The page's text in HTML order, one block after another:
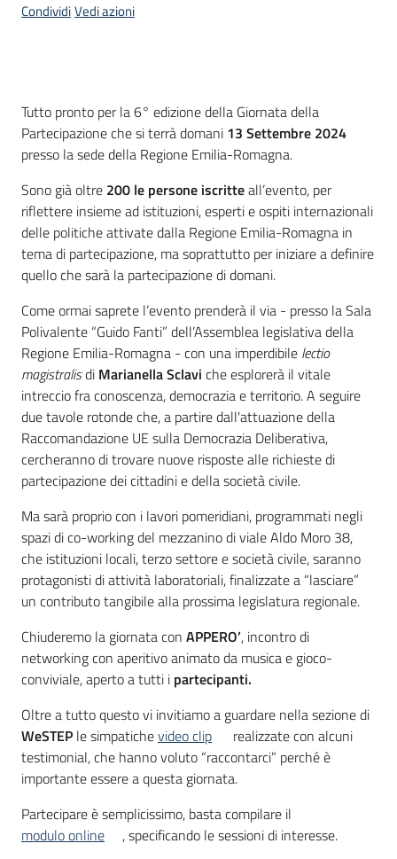
CondividiVedi azioni
Introduzione
Tutto pronto per la 6° edizione della Giornata della
Partecipazione che si terrà domani 13 Settembre 2024
presso la sede della Regione Emilia-Romagna.
Sono già oltre 200 le persone iscritteall’evento, per
riflettere insieme ad istituzioni, esperti e ospiti internazionali
delle politiche attivate dalla Regione Emilia-Romagna in
tema di partecipazione, ma soprattutto per iniziare a definire
quello che sarà la partecipazione di domani.
Come ormai saprete l’evento prenderà il via - presso la Sala
Polivalente “Guido Fanti” dell’Assemblea legislativa della
Regione Emilia-Romagna - con una imperdibile lectio
magistralisdi Marianella Sclavi che esplorerà il vitale
intreccio fra conoscenza, democrazia e territorio. A seguire
due tavole rotonde che, a partire dall'attuazione della
Raccomandazione UE sulla Democrazia Deliberativa,
cercheranno di trovare nuove risposte alle richieste di
partecipazione dei cittadini e della società civile.
Ma sarà proprio con i lavori pomeridiani, programmati negli
spazi di co-working del mezzanino di viale Aldo Moro 38,
che istituzioni locali, terzo settore e società civile, saranno
protagonisti di attività laboratoriali, finalizzate a “lasciare”
un contributo tangibile alla prossima legislatura regionale.
Chiuderemo la giornata con APPERO’, incontro di
networking con aperitivo animato da musica e gioco-
conviviale, aperto a tutti i partecipanti.
Oltre a tutto questo vi invitiamo a guardare nella sezione di
WeSTEP le simpatichevideo clip
realizzate con alcuni
testimonial, che hanno voluto “raccontarci” perché è
importante essere a questa giornata.
Partecipare è semplicissimo, basta compilare il
modulo online
, specificando le sessioni di interesse.